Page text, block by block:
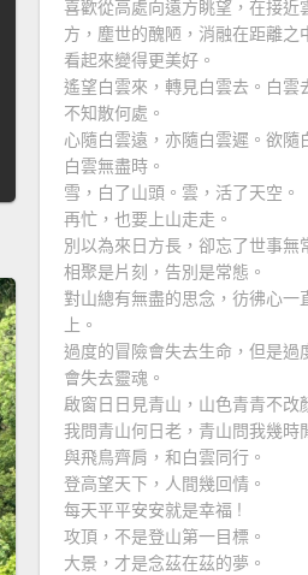
喜歡從高處向遠方眺望，在接近
方，塵世的醜陋，消融在距離之
看起來變得更美好。
遙望白雲來，轉見白雲去。白雲
不知散何處。
心隨白雲遠，亦隨白雲遲。欲隨
白雲無盡時。
雪，白了山頭。雲，活了天空。
再忙，也要上山走走。
別以為來日方長，卻忘了世事無
相聚是片刻，告別是常態。
對山總有無盡的思念，彷彿心一
上。
過度的冒險會失去生命，但是過
會失去靈魂。
啟窗日日見青山，山色青青不改
我問青山何日老，青山問我幾時
與飛鳥齊肩，和白雲同行。
登高望天下，人間幾回情。
每天平平安安就是幸福 !
攻頂，不是登山第一目標。
大景，才是念茲在茲的夢。